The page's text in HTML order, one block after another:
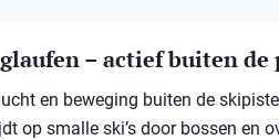
– actief buiten de
en beweging buiten de
op smalle ski’s door bossen en